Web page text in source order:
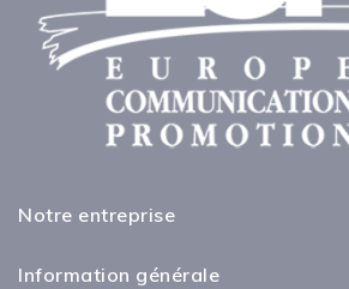
Notre entreprise
Information générale